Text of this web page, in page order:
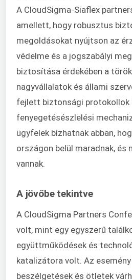
A CloudSigma-Siaflex
amellett, hogy robusztus
megoldásokat nyújtson az
védelme és a jogszabályi
biztosítása érdekében a
nagyvállalatok és állami
fejlett biztonsági protokollok
fenyegetésészlelési
ügyfelek bízhatnak abban,
országon belül maradnak, és
vannak.
A jövőbe tekintve
A CloudSigma Partners
volt, mint egy egyszerű
együttműködések és
katalizátora volt. Az
beszélgetések és ötletek